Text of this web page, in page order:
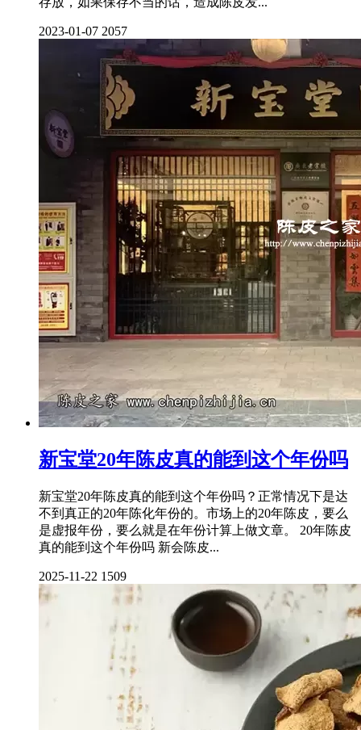
2023-01-07 2057
新宝堂20年陈皮真的能到这个年份吗
新宝堂20年陈皮真的能到这个年份吗？正常情况下是达
不到真正的20年陈化年份的。市场上的20年陈皮，要么
是虚报年份，要么就是在年份计算上做文章。 20年陈皮
真的能到这个年份吗 新会陈皮...
2025-11-22 1509